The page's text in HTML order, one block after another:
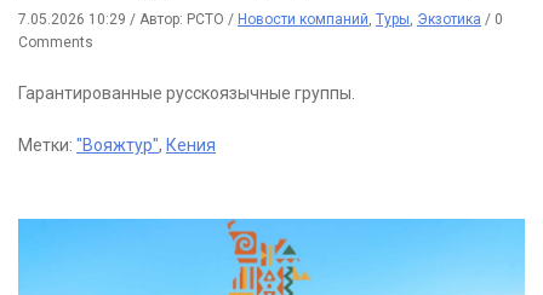
7.05.2026 10:29 / Автор: РСТО / Новости компаний, Туры, Экзотика / 0
Comments
Гарантированные русскоязычные группы.
Метки: "Вояжтур", Кения